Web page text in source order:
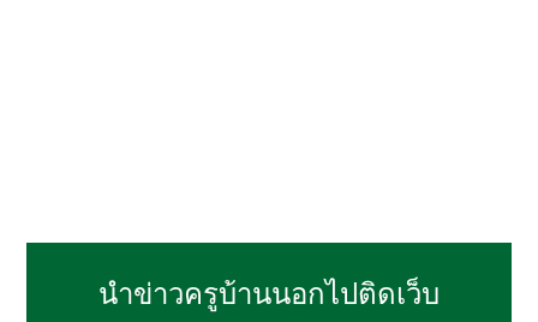
นำข่าวครูบ้านนอกไปติดเว็บ